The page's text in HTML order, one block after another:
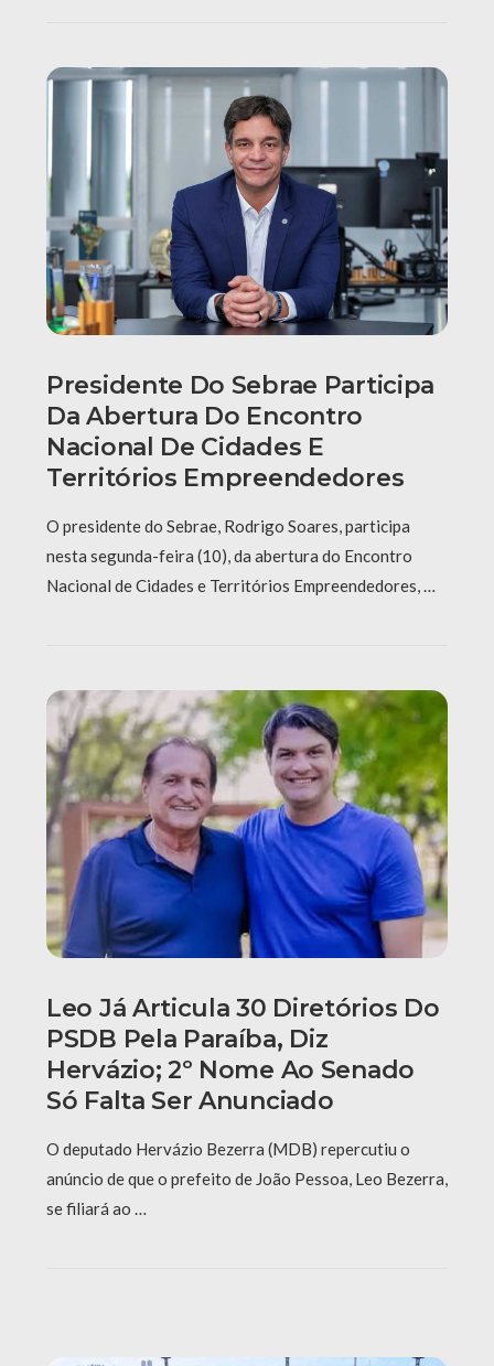
Presidente Do Sebrae Participa
Da Abertura Do Encontro
Nacional De Cidades E
Territórios Empreendedores
O presidente do Sebrae, Rodrigo Soares, participa
nesta segunda-feira (10), da abertura do Encontro
Nacional de Cidades e Territórios Empreendedores, …
Leo Já Articula 30 Diretórios Do
PSDB Pela Paraíba, Diz
Hervázio; 2º Nome Ao Senado
Só Falta Ser Anunciado
O deputado Hervázio Bezerra (MDB) repercutiu o
anúncio de que o prefeito de João Pessoa, Leo Bezerra,
se filiará ao …